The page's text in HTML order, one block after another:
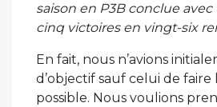
saison en P3B conclue
cinq victoires en vingt-six
En fait, nous n’avions
d’objectif sauf celui de faire
possible. Nous voulions